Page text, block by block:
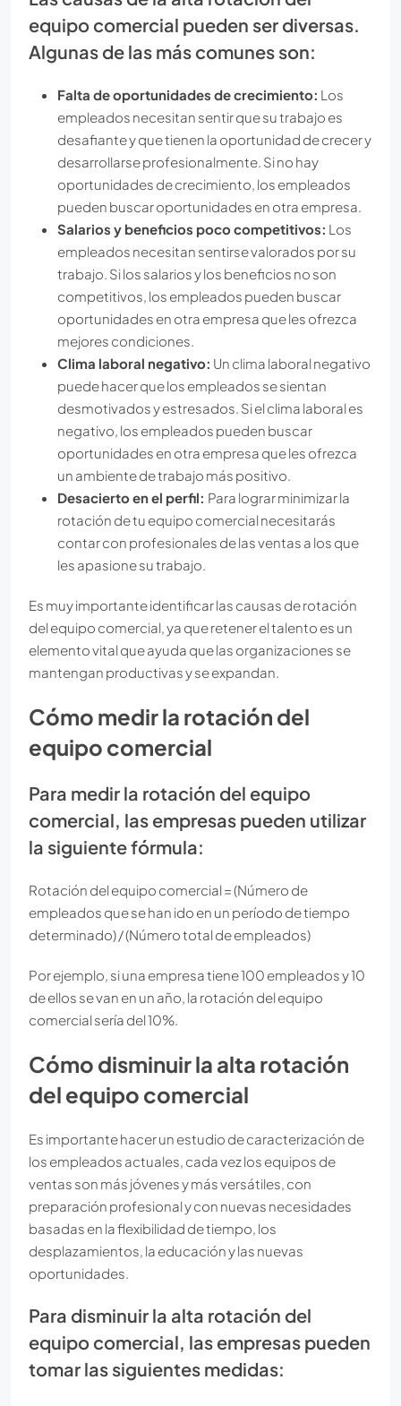
equipo comercial pueden ser diversas.
Algunas de las más comunes son:
Falta de oportunidades de crecimiento: Los
empleados necesitan sentir que su trabajo es
desafiante y que tienen la oportunidad de crecer y
desarrollarse profesionalmente. Si no hay
oportunidades de crecimiento, los empleados
pueden buscar oportunidades en otra empresa.
Salarios y beneficios poco competitivos: Los
empleados necesitan sentirse valorados por su
trabajo. Si los salarios y los beneficios no son
competitivos, los empleados pueden buscar
oportunidades en otra empresa que les ofrezca
mejores condiciones.
Clima laboral negativo: Un clima laboral negativo
puede hacer que los empleados se sientan
desmotivados y estresados. Si el clima laboral es
negativo, los empleados pueden buscar
oportunidades en otra empresa que les ofrezca
un ambiente de trabajo más positivo.
Desacierto en el perfil: Para lograr minimizar la
rotación de tu equipo comercial necesitarás
contar con profesionales de las ventas a los que
les apasione su trabajo.
Es muy importante identificar las causas de rotación
del equipo comercial, ya que retener el talento es un
elemento vital que ayuda que las organizaciones se
mantengan productivas y se expandan.
Cómo medir la rotación del
equipo comercial
Para medir la rotación del equipo
comercial, las empresas pueden utilizar
la siguiente fórmula:
Rotación del equipo comercial = (Número de
empleados que se han ido en un período de tiempo
determinado) / (Número total de empleados)
Por ejemplo, si una empresa tiene 100 empleados y 10
de ellos se van en un año, la rotación del equipo
comercial sería del 10%.
Cómo disminuir la alta rotación
del equipo comercial
Es importante hacer un estudio de caracterización de
los empleados actuales, cada vez los equipos de
ventas son más jóvenes y más versátiles, con
preparación profesional y con nuevas necesidades
basadas en la flexibilidad de tiempo, los
desplazamientos, la educación y las nuevas
oportunidades.
Para disminuir la alta rotación del
equipo comercial, las empresas pueden
tomar las siguientes medidas: